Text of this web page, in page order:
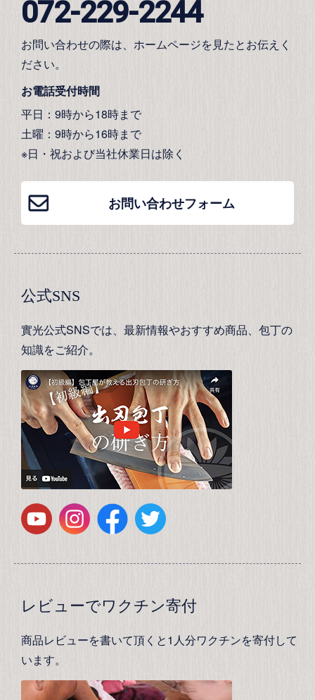
072-229-2244
お問い合わせの際は、ホームページを見たとお伝えく
ださい。
お電話受付時間
平日：9時から18時まで
土曜：9時から16時まで
※日・祝および当社休業日は除く
お問い合わせフォーム
公式SNS
實光公式SNSでは、最新情報やおすすめ商品、包丁の
知識をご紹介。
レビューでワクチン寄付
商品レビューを書いて頂くと1人分ワクチンを寄付して
います。